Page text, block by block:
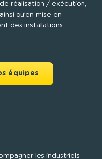
réalisation / exécution,
qu’en mise en
des installations
équipes
les industriels